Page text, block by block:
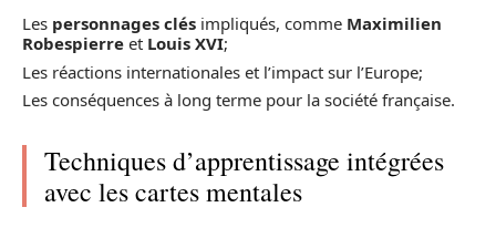
Les personnages clés impliqués, comme Maximilien
Robespierre et Louis XVI;
Les réactions internationales et l’impact sur l’Europe;
Les conséquences à long terme pour la société française.
Techniques d’apprentissage intégrées
avec les cartes mentales